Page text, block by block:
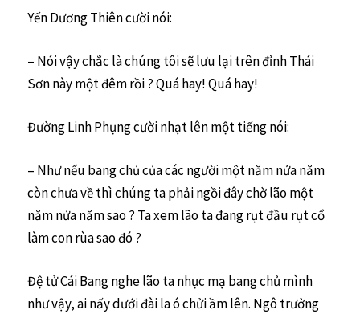
Yến Dương Thiên cười nói:
– Nói vậy chắc là chúng tôi sẽ lưu lại trên đỉnh Thái
Sơn này một đêm rồi ? Quá hay! Quá hay!
Đường Linh Phụng cười nhạt lên một tiếng nói:
– Như nếu bang chủ của các người một năm nửa năm
còn chưa về thì chúng ta phải ngồi đây chờ lão một
năm nửa năm sao ? Ta xem lão ta đang rụt đầu rụt cổ
làm con rùa sao đó ?
Đệ tử Cái Bang nghe lão ta nhục mạ bang chủ mình
như vậy, ai nấy dưới đài la ó chửi ầm lên. Ngô trưởng